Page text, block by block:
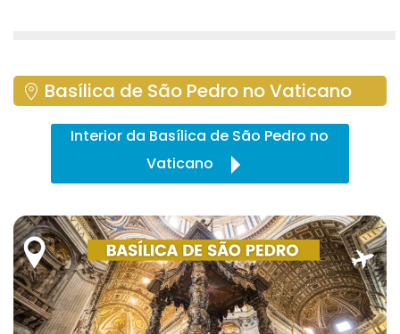
Basílica de São Pedro no Vaticano
Interior da Basílica de São Pedro no
Vaticano